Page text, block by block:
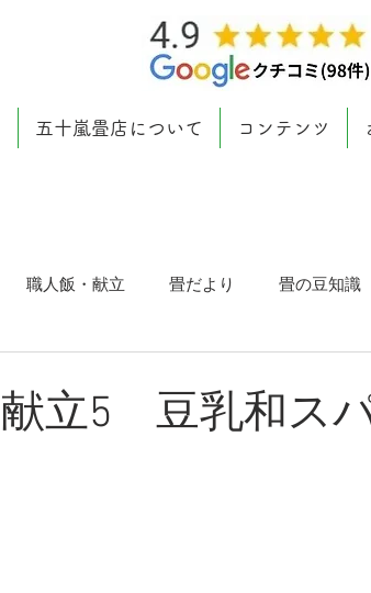
五十嵐畳店について コンテンツ
職人飯・献立 畳だより 畳の豆知識
立5 豆乳和ス